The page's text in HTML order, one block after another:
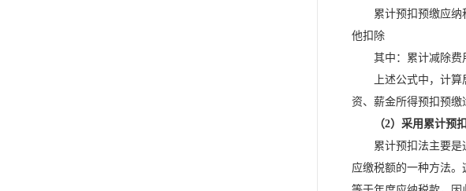
累计预扣预缴应纳税
他扣除
其中：累计减除费用
上述公式中，计算居
资、薪金所得预扣预缴
（2）采用累计预
累计预扣法主要是通
应缴税额的一种方法